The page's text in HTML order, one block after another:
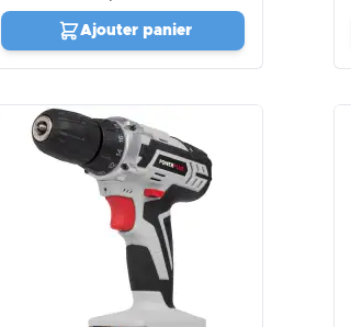
Ajouter panier